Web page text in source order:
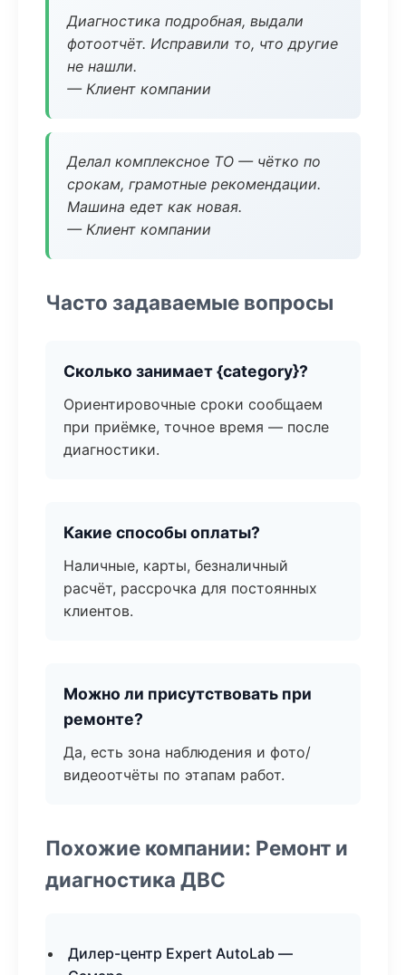
Диагностика подробная, выдали
фотоотчёт. Исправили то, что другие
не нашли.
— Клиент компании
Делал комплексное ТО — чётко по
срокам, грамотные рекомендации.
Машина едет как новая.
— Клиент компании
Часто задаваемые вопросы
Сколько занимает {category}?
Ориентировочные сроки сообщаем
при приёмке, точное время — после
диагностики.
Какие способы оплаты?
Наличные, карты, безналичный
расчёт, рассрочка для постоянных
клиентов.
Можно ли присутствовать при
ремонте?
Да, есть зона наблюдения и фото/
видеоотчёты по этапам работ.
Похожие компании: Ремонт и
диагностика ДВС
Дилер-центр Expert AutoLab —